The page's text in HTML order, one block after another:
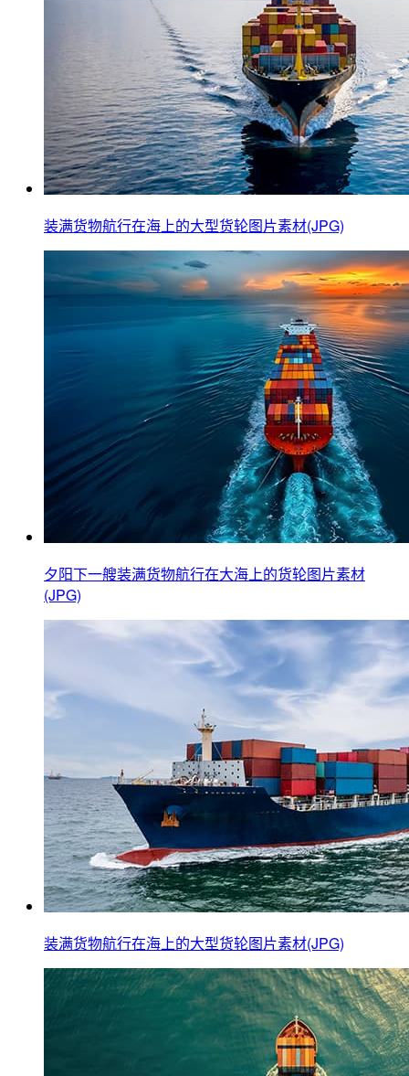
装满货物航行在海上的大型货轮图片素材(JPG)
夕阳下一艘装满货物航行在大海上的货轮图片素材
(JPG)
装满货物航行在海上的大型货轮图片素材(JPG)